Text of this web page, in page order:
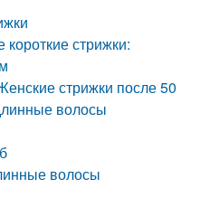
стрижки:
стрижки после 50
волосы
волосы